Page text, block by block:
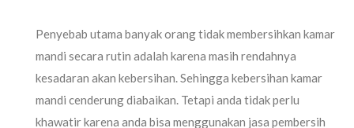
Penyebab utama banyak orang tidak membersihkan kamar
mandi secara rutin adalah karena masih rendahnya
kesadaran akan kebersihan. Sehingga kebersihan kamar
mandi cenderung diabaikan. Tetapi anda tidak perlu
khawatir karena anda bisa menggunakan jasa pembersih